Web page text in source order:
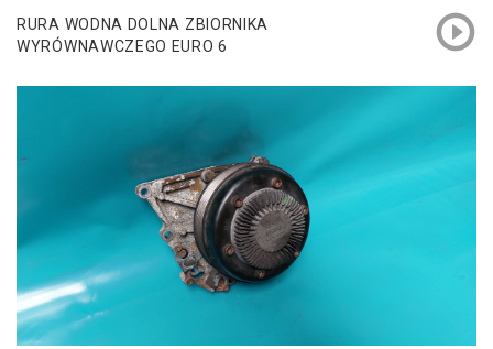
RURA WODNA DOLNA ZBIORNIKA
WYRÓWNAWCZEGO EURO 6